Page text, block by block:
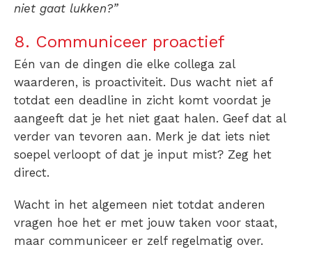
niet gaat lukken?”
8. Communiceer proactief
Eén van de dingen die elke collega zal
waarderen, is proactiviteit. Dus wacht niet af
totdat een deadline in zicht komt voordat je
aangeeft dat je het niet gaat halen. Geef dat al
verder van tevoren aan. Merk je dat iets niet
soepel verloopt of dat je input mist? Zeg het
direct.
Wacht in het algemeen niet totdat anderen
vragen hoe het er met jouw taken voor staat,
maar communiceer er zelf regelmatig over.